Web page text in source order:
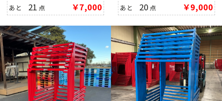
あと 21 点 ￥7,000
あと 20 点 ￥9,000